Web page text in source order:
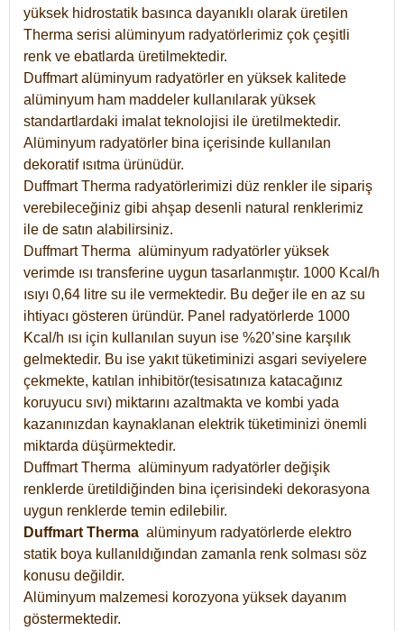
yüksek hidrostatik basınca dayanıklı olarak üretilen
Therma serisi alüminyum radyatörlerimiz çok çeşitli
renk ve ebatlarda üretilmektedir.
Duffmart alüminyum radyatörler en yüksek kalitede
alüminyum ham maddeler kullanılarak yüksek
standartlardaki imalat teknolojisi ile üretilmektedir.
Alüminyum radyatörler bina içerisinde kullanılan
dekoratif ısıtma ürünüdür.
Duffmart Therma radyatörlerimizi düz renkler ile sipariş
verebileceğiniz gibi ahşap desenli natural renklerimiz
ile de satın alabilirsiniz.
Duffmart Therma alüminyum radyatörler yüksek
verimde ısı transferine uygun tasarlanmıştır. 1000 Kcal/h
ısıyı 0,64 litre su ile vermektedir. Bu değer ile en az su
ihtiyacı gösteren üründür. Panel radyatörlerde 1000
Kcal/h ısı için kullanılan suyun ise %20’sine karşılık
gelmektedir. Bu ise yakıt tüketiminizi asgari seviyelere
çekmekte, katılan inhibitör(tesisatınıza katacağınız
koruyucu sıvı) miktarını azaltmakta ve kombi yada
kazanınızdan kaynaklanan elektrik tüketiminizi önemli
miktarda düşürmektedir.
Duffmart Therma alüminyum radyatörler değişik
renklerde üretildiğinden bina içerisindeki dekorasyona
uygun renklerde temin edilebilir.
Duffmart Therma alüminyum radyatörlerde elektro
statik boya kullanıldığından zamanla renk solması söz
konusu değildir.
Alüminyum malzemesi korozyona yüksek dayanım
göstermektedir.